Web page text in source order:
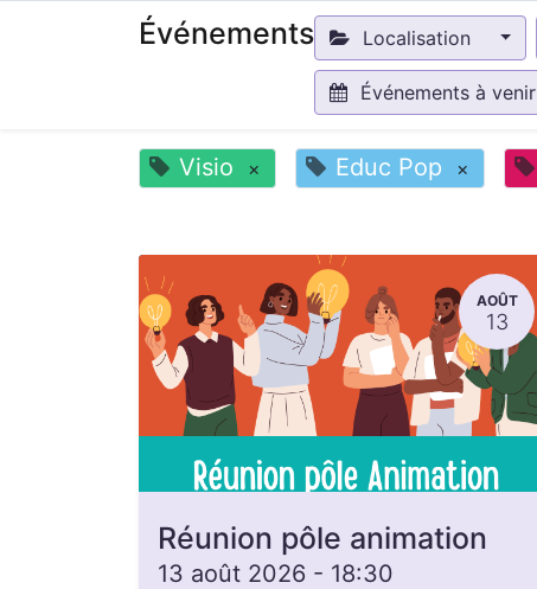
Événements Localisation
Événements à venir
Visio × Educ Pop ×
AOÛT
13
Réunion pôle animation
13 août 2026 - 18:30